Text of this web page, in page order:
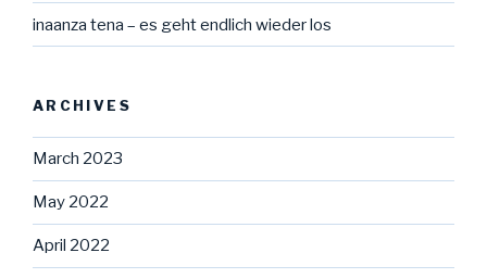
inaanza tena – es geht endlich wieder los
ARCHIVES
March 2023
May 2022
April 2022